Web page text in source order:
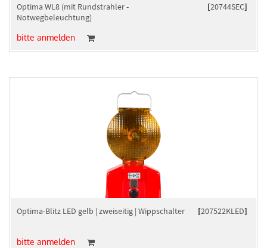
[20744SEC]
Optima WL8 (mit Rundstrahler -
Notwegbeleuchtung)
bitte anmelden
[207522KLED]
Optima-Blitz LED gelb | zweiseitig | Wippschalter
bitte anmelden